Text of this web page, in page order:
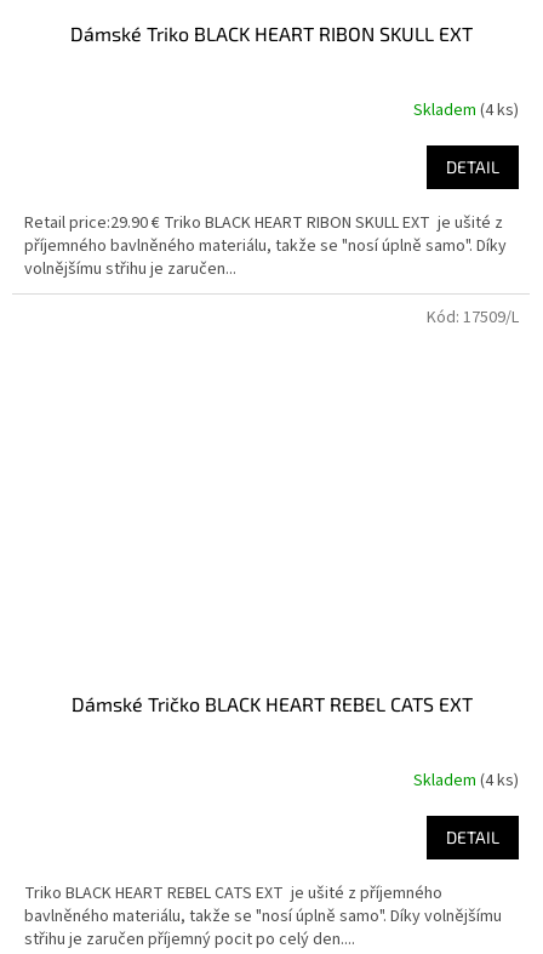
Dámské Triko BLACK HEART RIBON SKULL EXT
Skladem (4 ks)
DETAIL
Retail price:29.90 € Triko BLACK HEART RIBON SKULL EXT je ušité z
příjemného bavlněného materiálu, takže se "nosí úplně samo". Díky
volnějšímu střihu je zaručen...
Dámské Tričko BLACK HEART REBEL CATS EXT
Skladem (4 ks)
DETAIL
Triko BLACK HEART REBEL CATS EXT je ušité z příjemného
bavlněného materiálu, takže se "nosí úplně samo". Díky volnějšímu
střihu je zaručen příjemný pocit po celý den....
Kód: 17509/L